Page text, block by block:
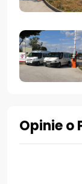
Opinie o